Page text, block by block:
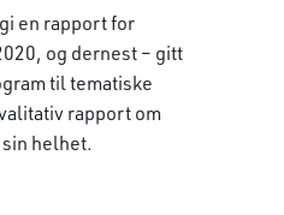
en rapport for
og dernest – gitt
til tematiske
rapport om
helhet.